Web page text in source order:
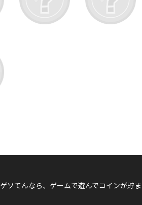
ゲソてんなら、ゲームで遊んでコインが貯ま